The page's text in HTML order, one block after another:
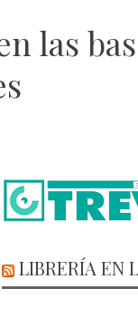
las
LIBRERÍA EN